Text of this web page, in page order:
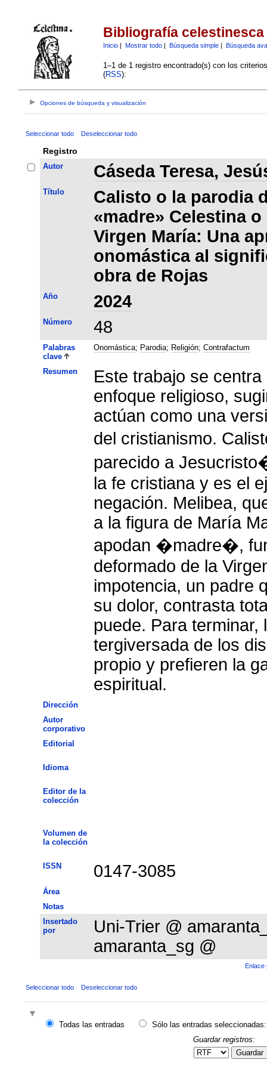
Bibliografía celestinesca
Inicio| Mostrar todo| Búsqueda simple| Búsqueda
1–1 de 1 registro encontrado(s) con los
(RSS):
Opciones de búsqueda y visualización
Seleccionar todo Deseleccionar todo
Registro
Autor Cáseda Teresa,
Título
Calisto o la parodia
«madre» Celestina
Virgen María: Una
onomástica al
obra de Rojas
Año 2024
Número 48
Palabras
clave
Onomástica; Parodia; Religión; Contrafactum
Resumen
Este trabajo se
enfoque religioso,
actúan como una
del cristianismo.
parecido a
la fe cristiana y es el
negación. Melibea,
a la figura de María
apodan �madre�,
deformado de la
impotencia, un padre
su dolor, contrasta
puede. Para
tergiversada de los
propio y prefieren la
espiritual.
Dirección
Autor
corporativo
Editorial
Idioma
Editor de la
colección
Volumen de
la colección
ISSN 0147-3085
Área
Notas
Insertado
por
Uni-Trier @
amaranta_sg @
Enlace
Seleccionar todo Deseleccionar todo
Todas las entradas
Sólo las entradas seleccionadas:
Guardar registros:
Guardar